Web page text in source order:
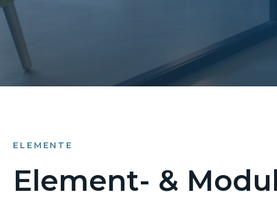
ELEMENTE
Element- &